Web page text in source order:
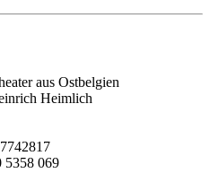
aus Ostbelgien
Heimlich
5358 069